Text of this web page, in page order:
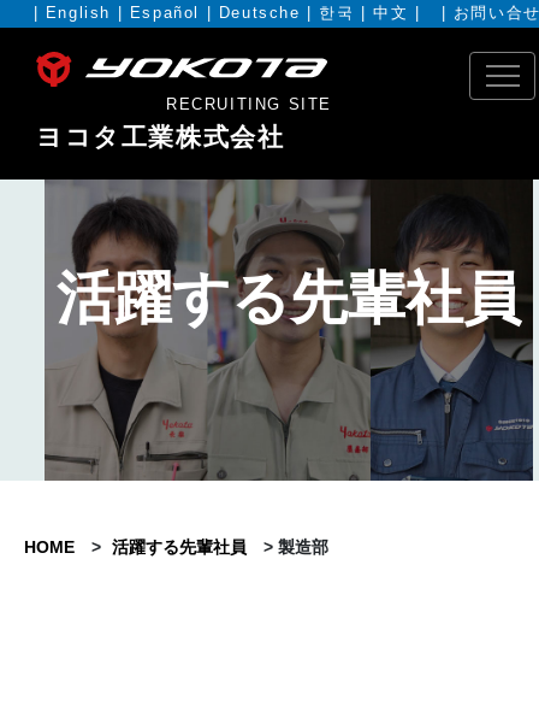
English Español Deutsche 한국 |中文 お問い合
RECRUITING SITE
ヨコタ工業株式会社
活躍する先輩社員
HOME > 活躍する先輩社員 > 製造部